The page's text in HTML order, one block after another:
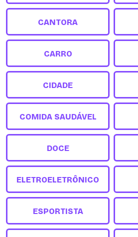
CANTORA
CARRO
CIDADE
COMIDA SAUDÁVEL
DOCE
ELETROELETRÔNICO
ESPORTISTA